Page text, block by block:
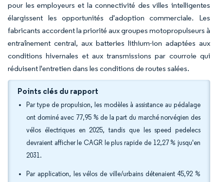
pour les employeurs et la connectivité des villes intelligentes
élargissent les opportunités d'adoption commerciale. Les
fabricants accordent la priorité aux groupes motopropulseurs à
entraînement central, aux batteries lithium-ion adaptées aux
conditions hivernales et aux transmissions par courroie qui
réduisent l'entretien dans les conditions de routes salées.
Points clés du rapport
Par type de propulsion, les modèles à assistance au pédalage
ont dominé avec 77,95 % de la part du marché norvégien des
vélos électriques en 2025, tandis que les speed pedelecs
devraient afficher le CAGR le plus rapide de 12,27 % jusqu'en
2031.
Par application, les vélos de ville/urbains détenaient 45,92 %